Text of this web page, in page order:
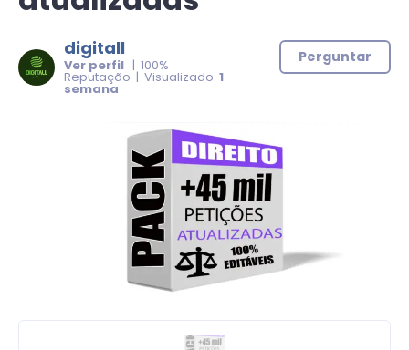
digitall
Ver perfil | 100%
Reputação | Visualizado: 1
semana
Perguntar